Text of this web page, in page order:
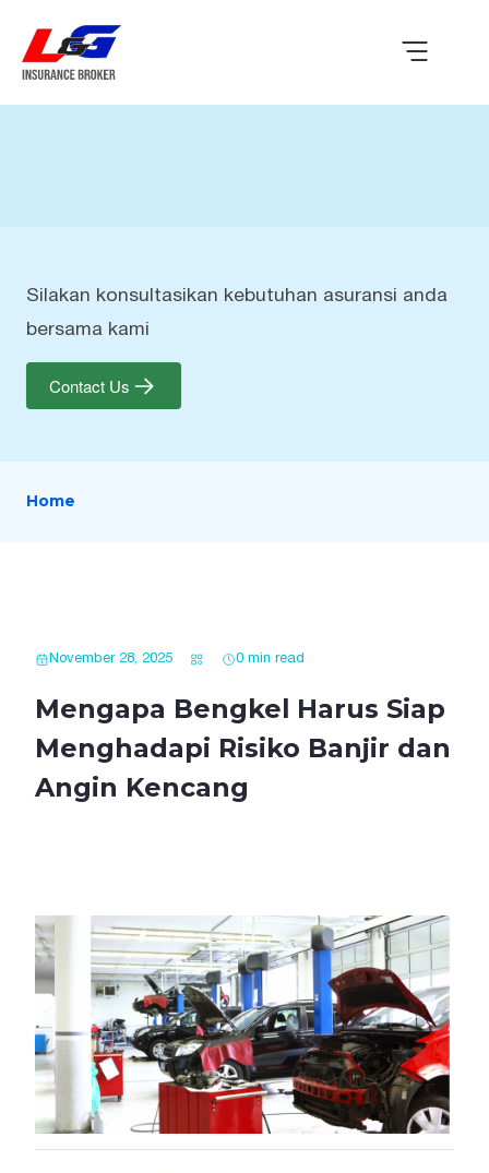
Silakan konsultasikan kebutuhan asuransi anda
bersama kami
Contact Us
Home
November 28, 2025 0 min read
Mengapa Bengkel Harus Siap
Menghadapi Risiko Banjir dan
Angin Kencang